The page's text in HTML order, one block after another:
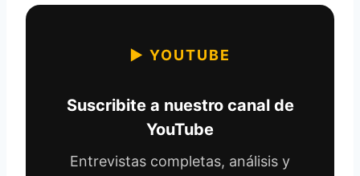
▶ YOUTUBE
Suscribite a nuestro canal de
YouTube
Entrevistas completas, análisis y